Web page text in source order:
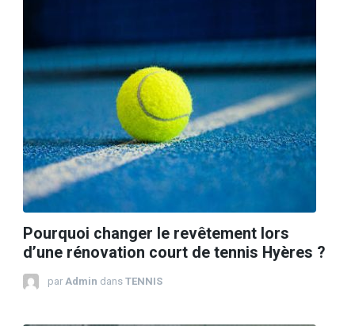
Pourquoi changer le revêtement lors
d’une rénovation court de tennis Hyères ?
par Admin dans TENNIS